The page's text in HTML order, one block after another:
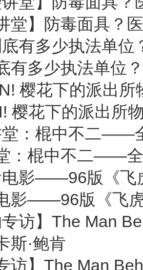
堂】防毒面具？
有多少执法单位
樱花下的派出所
：棍中不二——
影——96版《飞
访】The Man